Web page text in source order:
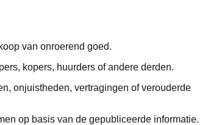
van onroerend goed.
kopers, huurders of andere derden.
onjuistheden, vertragingen of verouderde
op basis van de gepubliceerde informatie.